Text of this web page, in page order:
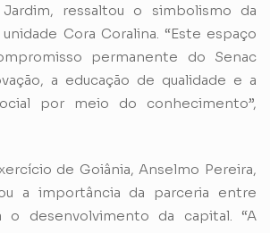
ressaltou o simbolismo da
unidade Cora Coralina. “Este espaço
permanente do Senac
a educação de qualidade e a
por meio do conhecimento”,
de Goiânia, Anselmo Pereira,
a importância da parceria entre
o desenvolvimento da capital. “A